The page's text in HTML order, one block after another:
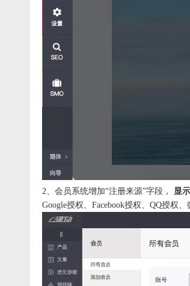
2、会员系统增加“注册来源”字段， 显
Google授权、Facebook授权、QQ授权、